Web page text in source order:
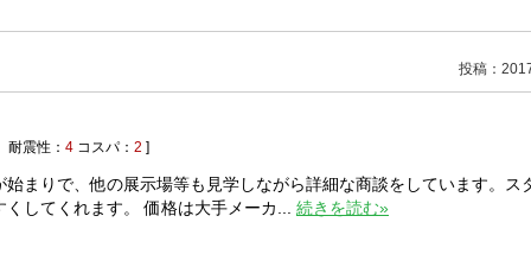
投稿：
震性： 4 コスパ： 2 ]
まりで、他の展示場等も見学しながら詳細な商談をしています。ス
してくれます。 価格は大手メーカ... 続きを読む»